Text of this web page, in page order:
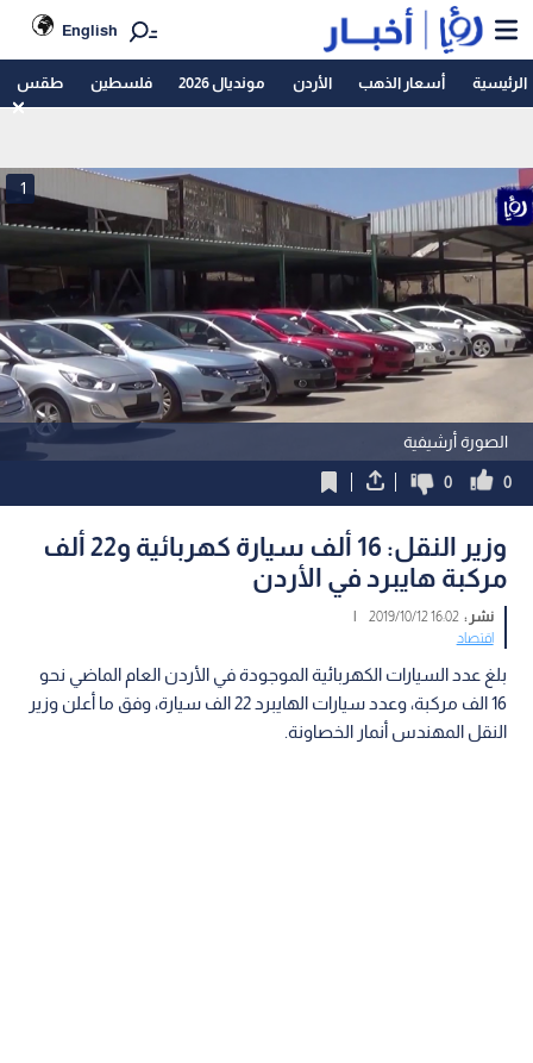
English
الرئيسية أسعار الذهب الأردن مونديال 2026 فلسطين طقس
الصورة أرشيفية
1
0
0
وزير النقل: 16 ألف سيارة كهربائية و22 ألف
مركبة هايبرد في الأردن
نشر :16:02 2019/10/12
|
اقتصاد
بلغ عدد السيارات الكهربائية الموجودة في الأردن العام الماضي نحو
16 الف مركبة، وعدد سيارات الهايبرد 22 الف سيارة، وفق ما أعلن وزير
النقل المهندس أنمار الخصاونة.